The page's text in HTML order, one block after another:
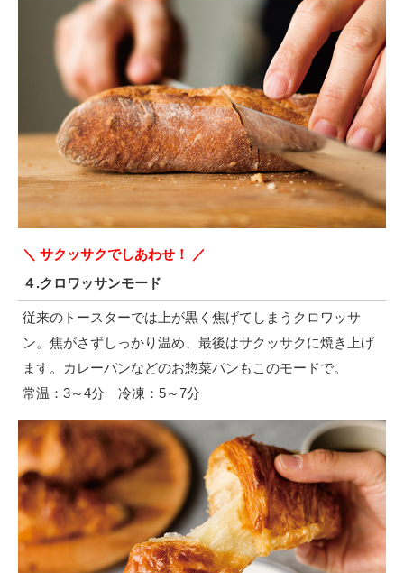
＼ サクッサクでしあわせ！ ／
４.クロワッサンモード
従来のトースターでは上が黒く焦げてしまうクロワッサ
ン。焦がさずしっかり温め、最後はサクッサクに焼き上げ
ます。カレーパンなどのお惣菜パンもこのモードで。
常温：3～4分 冷凍：5～7分